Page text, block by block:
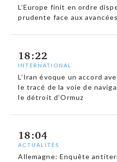
L’Europe finit en ordre
prudente face aux
18:22
INTERNATIONAL
L’Iran évoque un accord
le tracé de la voie de
le détroit d’Ormuz
18:04
ACTUALITÉS
Allemagne: Enquête